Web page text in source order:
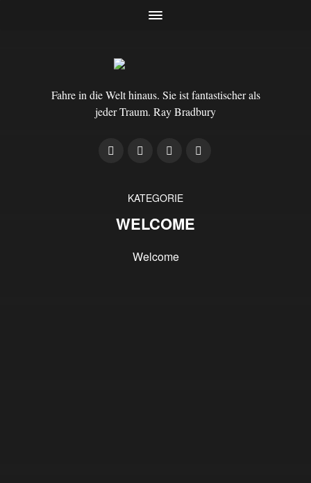
Fahre in die Welt hinaus. Sie ist fantastischer als
jeder Traum. Ray Bradbury
KATEGORIE
WELCOME
Welcome